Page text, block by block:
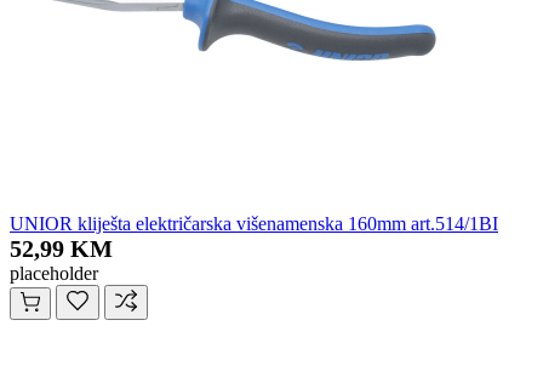
UNIOR kliješta električarska višenamenska 160mm art.514/1BI
52,99 KM
placeholder